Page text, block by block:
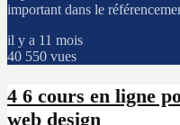
important dans le
il y a 11 mois
40 550 vues
4 6 cours en ligne
web design